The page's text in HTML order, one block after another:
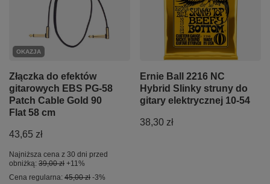
OKAZJA
Złączka do efektów
gitarowych EBS PG-58
Patch Cable Gold 90
Flat 58 cm
43,65 zł
Najniższa cena z 30 dni przed
obniżką: 39,00 zł +11%
Cena regularna: 45,00 zł -3%
Ernie Ball 2216 NC
Hybrid Slinky struny do
gitary elektrycznej 10-54
38,30 zł